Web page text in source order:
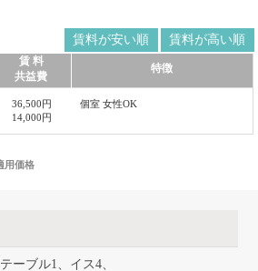
賃料が安い順 賃料が高い順
賃 料
共益費
特徴
36,500円
14,000円
個室 女性OK
用価格
テーブル1、イス4、